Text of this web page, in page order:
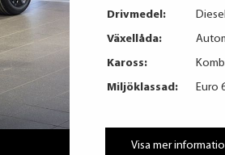
Drivmedel:
Diesel
Växellåda:
Kaross:
Miljöklassad:
Euro
Visa mer